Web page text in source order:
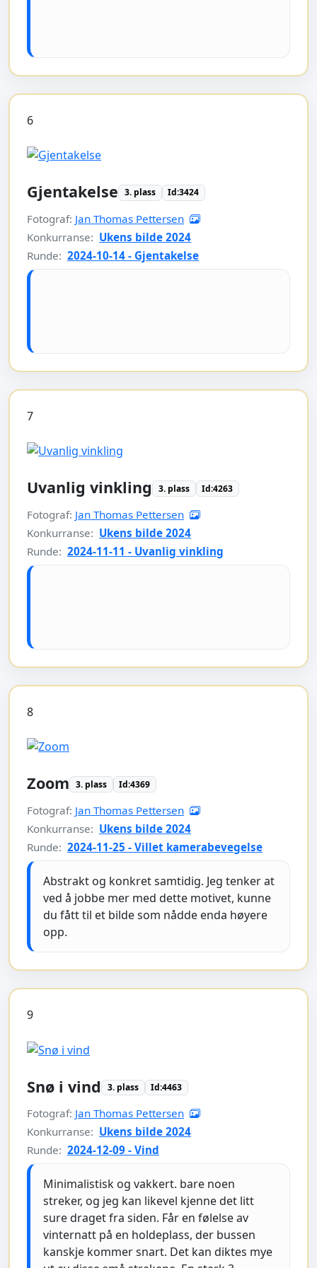
6
Gjentakelse 3. plass Id:3424
Fotograf: Jan Thomas Pettersen
Konkurranse: Ukens bilde 2024
Runde: 2024-10-14 - Gjentakelse
7
Uvanlig vinkling 3. plass Id:4263
Fotograf: Jan Thomas Pettersen
Konkurranse: Ukens bilde 2024
Runde: 2024-11-11 - Uvanlig vinkling
8
Zoom 3. plass Id:4369
Fotograf: Jan Thomas Pettersen
Konkurranse: Ukens bilde 2024
Runde: 2024-11-25 - Villet kamerabevegelse
Abstrakt og konkret samtidig. Jeg tenker at
ved å jobbe mer med dette motivet, kunne
du fått til et bilde som nådde enda høyere
opp.
9
Snø i vind 3. plass Id:4463
Fotograf: Jan Thomas Pettersen
Konkurranse: Ukens bilde 2024
Runde: 2024-12-09 - Vind
Minimalistisk og vakkert. bare noen
streker, og jeg kan likevel kjenne det litt
sure draget fra siden. Får en følelse av
vinternatt på en holdeplass, der bussen
kanskje kommer snart. Det kan diktes mye